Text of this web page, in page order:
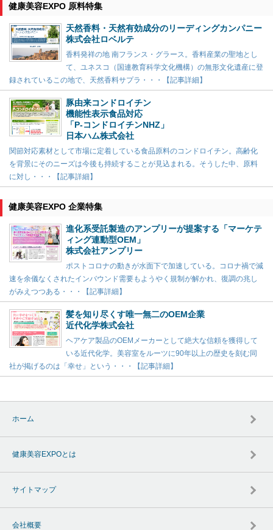
健康美容EXPO 原料特集
天然香料・天然有効成分のリーディングカンパニー
株式会社ロベルテ
香料発祥の地 南フランス・グラース。香料産業の聖地とし
て、ユネスコ（国連教育科学文化機構）の無形文化遺産に登
録されているこの地で、天然香料サプラ・・・【記事詳細】
豚由来コンドロイチン
機能性表示食品対応
「P-コンドロイチンNHZ」
日本ハム株式会社
関節対応素材として市場に定着している食品原料のコンドロイチン。高齢化
を背景にそのニーズは今後も持続することが見込まれる。そうした中、原料
に対し・・・【記事詳細】
健康美容EXPO 企業特集
進化系受託製造のアンプリーが提案する「マーケテ
ィング連動型OEM」
株式会社アンプリー
ポストコロナの動きが水面下で加速している。コロナ禍で減
速を余儀なくされたインバウンド需要もようやく規制が解かれ、復調の兆し
がみえつつある・・・【記事詳細】
髪を知り尽くす唯一無二のOEM企業
近代化学株式会社
ヘアケア製品のOEMメーカーとして絶大な信頼を獲得して
いる近代化学。美容室をルーツに90年以上の歴史を刻む同
社が掲げるのは「幸せ」という・・・【記事詳細】
ホーム
健康美容EXPOとは
サイトマップ
会社概要